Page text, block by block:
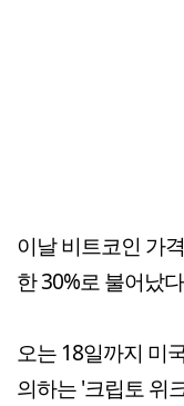
이날 비트코인 가
한 30%로 불어났
오는 18일까지 미
의하는 '크립토 위